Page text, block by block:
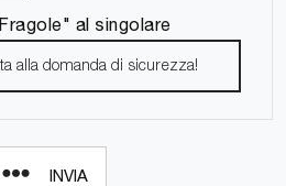
al singolare
INVIA